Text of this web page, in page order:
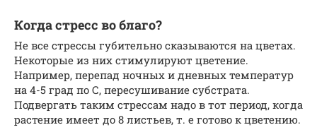
Когда стресс во благо?
Не все стрессы губительно сказываются на цветах.
Некоторые из них стимулируют цветение.
Например, перепад ночных и дневных температур
на 4-5 град по С, пересушивание субстрата.
Подвергать таким стрессам надо в тот период, когда
растение имеет до 8 листьев, т. е готово к цветению.